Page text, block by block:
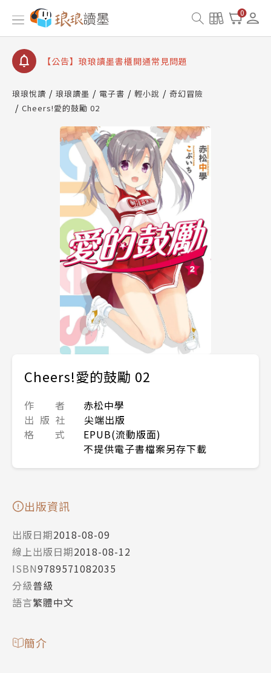
0
【公告】琅琅讀墨數位閱讀資產合併與書櫃開通申請
【公告】琅琅讀墨書櫃開通常見問題
【公告】琅琅讀墨 3 分鐘完成書櫃開通與資產合併申
請圖文教學
查詢
【公告】琅琅讀墨數位閱讀資產合併與書櫃開通申請
琅琅悅讀 琅琅讀墨 電子書 輕小說
奇幻冒險
Cheers!愛的鼓勵 02
Cheers!愛的鼓勵 02
作 者
赤松中學
出 版 社
尖端出版
格 式
EPUB(流動版面)
不提供電子書檔案另存下載
出版資訊
出版日期2018-08-09
線上出版日期2018-08-12
ISBN9789571082035
分級普級
語言繁體中文
簡介